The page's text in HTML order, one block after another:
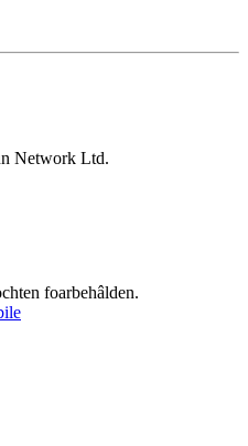
Network Ltd.
foarbehâlden.